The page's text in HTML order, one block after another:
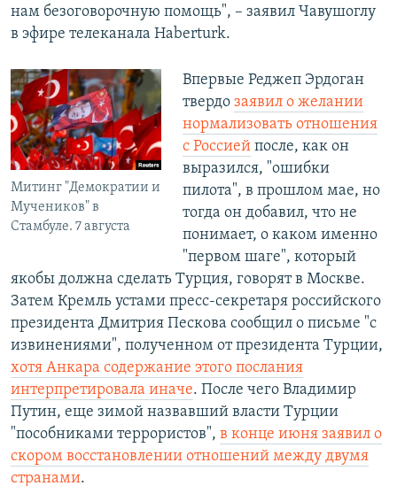
нам безоговорочную помощь", – заявил Чавушоглу
в эфире телеканала Haberturk.
Митинг "Демократии и
Мучеников" в
Стамбуле. 7 августа
Впервые Реджеп Эрдоган
твердо заявил о желании
нормализовать отношения
с Россиейпосле, как он
выразился, "ошибки
пилота", в прошлом мае, но
тогда он добавил, что не
понимает, о каком именно
"первом шаге", который
якобы должна сделать Турция, говорят в Москве.
Затем Кремль устами пресс-секретаря российского
президента Дмитрия Пескова сообщил о письме "с
извинениями", полученном от президента Турции,
хотя Анкара содержание этого послания
интерпретировала иначе. После чего Владимир
Путин, еще зимой назвавший власти Турции
"пособниками террористов", в конце июня заявил о
скором восстановлении отношений между двумя
странами.